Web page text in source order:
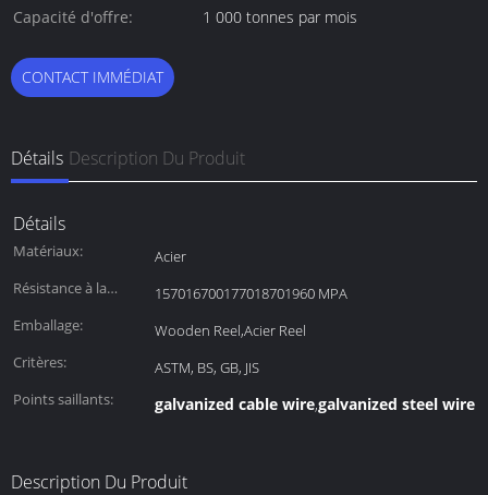
paiement:
Capacité d'offre:
1 000 tonnes par mois
CONTACT IMMÉDIAT
Détails Description Du Produit
Détails
Matériaux:
Acier
Résistance à la
157016700177018701960 MPA
Emballage:
Wooden Reel,Acier Reel
Critères:
ASTM, BS, GB, JIS
Points saillants:
galvanized cable wire,galvanized steel wire
Description Du Produit